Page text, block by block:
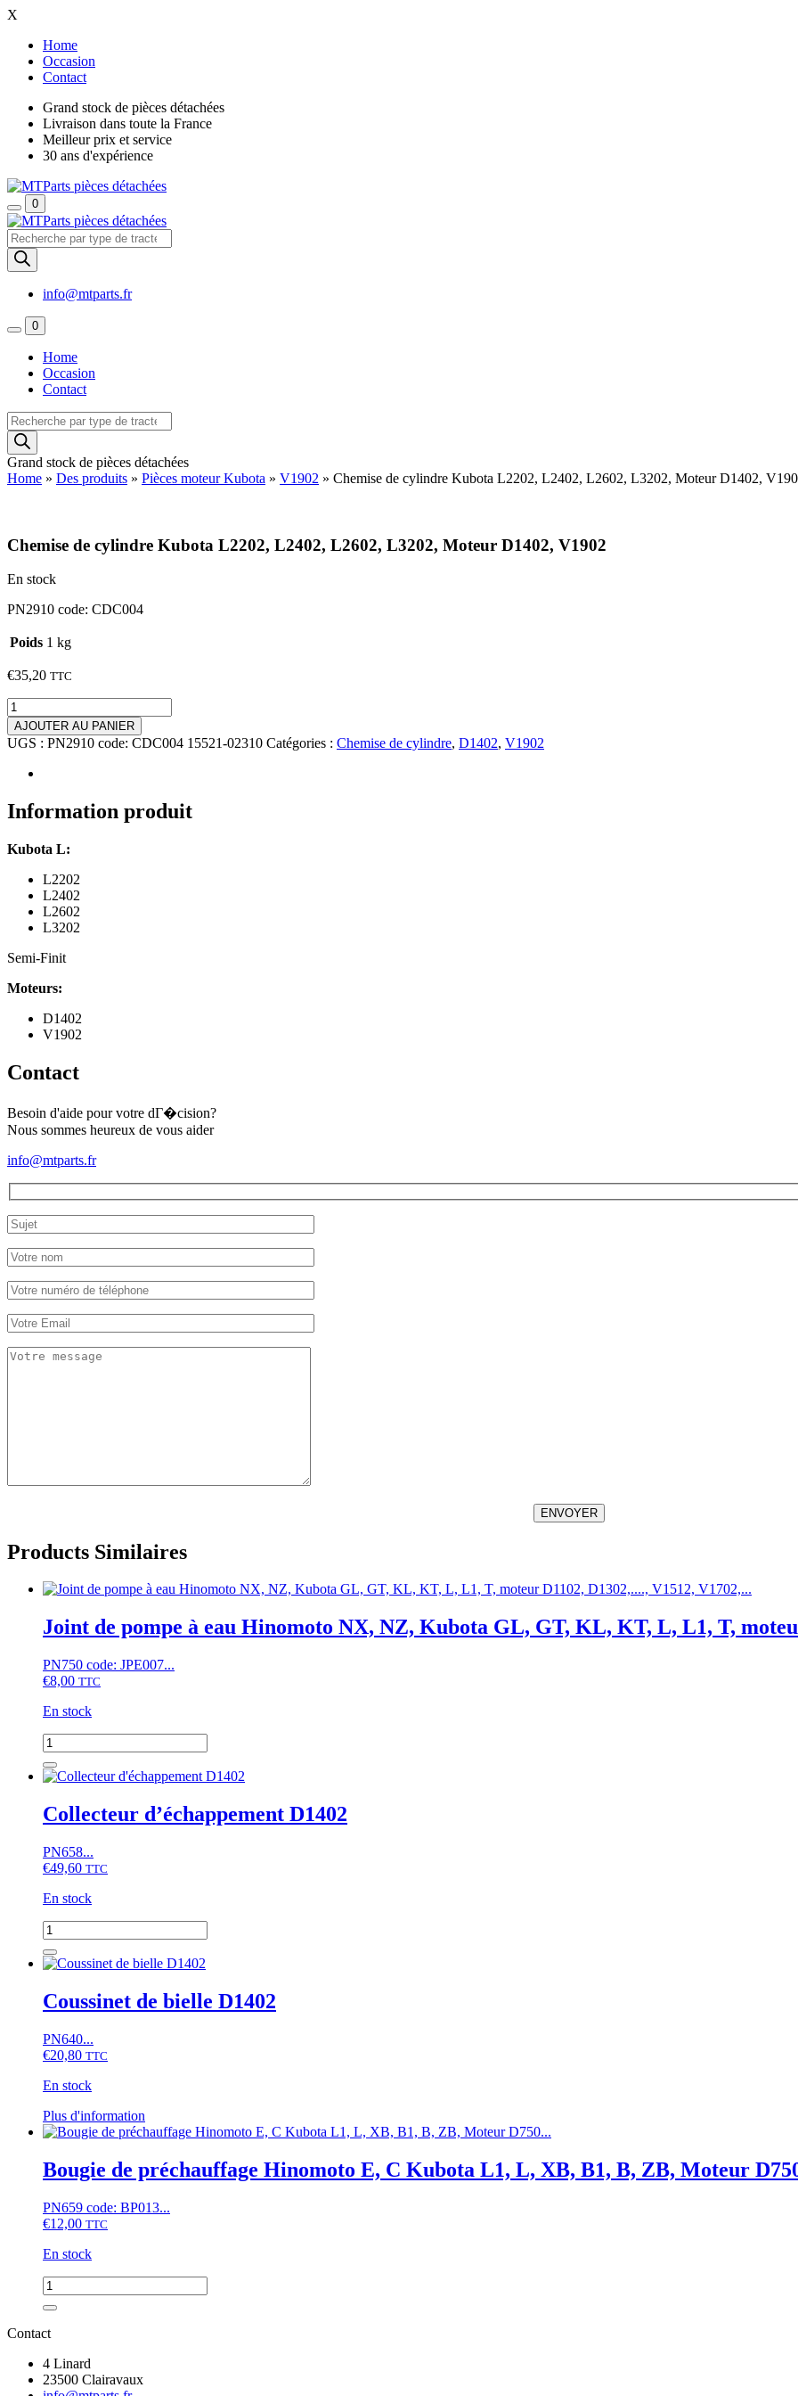
X
Home
Occasion
Contact
Grand stock de pièces détachées
Livraison dans toute la France
Meilleur prix et service
30 ans d'expérience
0
Recherche
de
produits
info@mtparts.fr
0
Home
Occasion
Contact
Recherche
de
produits
Grand stock de pièces détachées
Home » Des produits » Pièces moteur Kubota » V1902 » Chemise de cylindre Kubota L2202, L2402, L2602, L3202, Moteur D1402,
Chemise de cylindre Kubota L2202, L2402, L2602, L3202, Moteur D1402, V1902
En stock
PN2910 code: CDC004
Poids 1 kg
€35,20 TTC
quantité
de
Chemise
de
cylindre
L2202,
L2402,
L3202,
D1402,
V1902
AJOUTER AU PANIER
UGS : PN2910 code: CDC004 15521-02310 Catégories : Chemise de cylindre, D1402, V1902
Information produit
Kubota L:
L2202
L2402
L2602
L3202
Semi-Finit
Moteurs:
D1402
V1902
Contact
Besoin d'aide pour votre dГ�cision?
Nous sommes heureux de vous aider
info@mtparts.fr
ENVOYER
Products Similaires
Joint de pompe à eau Hinomoto NX, NZ, Kubota GL, GT, KL, KT, L, L1, T,
PN750 code: JPE007...
€8,00 TTC
En stock
quantité
de
Joint
pompe
à
Hinomoto
NX,
Kubota
GT,
KL,
KT,
L1,
T,
D1102,
D1302,....,
V1512,
V1702,...
Collecteur d’échappement D1402
PN658...
€49,60 TTC
En stock
quantité
de
Collecteur
D1402
Coussinet de bielle D1402
PN640...
€20,80 TTC
En stock
Plus d'information
produit
plusieurs
variations.
options
sur
la
Bougie de préchauffage Hinomoto E, C Kubota L1, L, XB, B1, B, ZB, Moteur
PN659 code: BP013...
€12,00 TTC
En stock
quantité
de
Bougie
de
Hinomoto
E,
Contact
4 Linard
23500 Clairavaux